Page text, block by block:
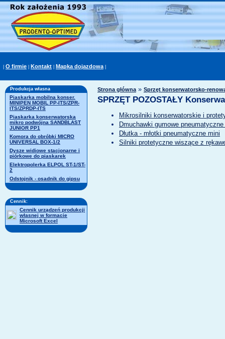
O firmie Kontakt Mapka dojazdowa|
Produkcja własna
Piaskarka mobilna konser.
MINIPEN MOBIL PP-ITS/ZPR-
ITS/ZPRDP-ITS
Piaskarka konserwatorska
mikro podwójna SANDBLAST
JUNIOR PP1
Komora do obróbki MICRO
UNIVERSAL BOX-1/2
Dysze widiowe stacjonarne i
piórkowe do piaskarek
Elektropolerka ELPOL ST-1/ST-
2
Odstojnik - osadnik do gipsu
Cennik:
Cennik urządzeń produkcji
własnej w formacie
Microsoft Excel
Strona główna» Sprzęt konserwatorsko-
SPRZĘT POZOSTAŁY
Mikrosilniki konserwatorskie i
Dmuchawki gumowe
Dłutka - młotki pneumatyczne mini
Silniki protetyczne wiszące z